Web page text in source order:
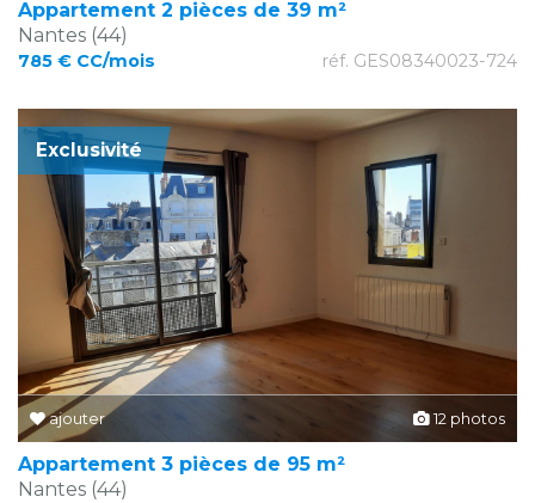
Appartement 2 pièces de 39 m²
Nantes (44)
785 € CC/mois réf. GES08340023-724
12 photos
ajouter
Exclusivité
Appartement 3 pièces de 95 m²
Nantes (44)